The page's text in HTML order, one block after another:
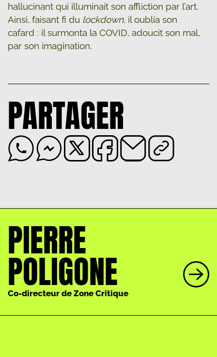
hallucinant qui illuminait son affliction par l’art.
Ainsi, faisant fi du lockdown, il oublia son
cafard : il surmonta la COVID, adoucit son mal,
par son imagination.
PARTAGER
PIERRE
POLIGONE
Co-directeur de Zone Critique